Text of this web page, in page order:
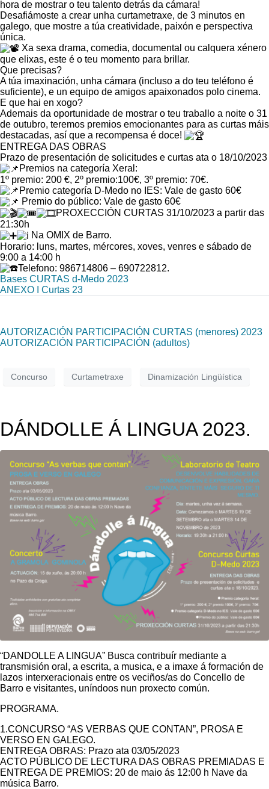
hora de mostrar o teu talento detrás da cámara!
Desafiámoste a crear unha curtametraxe, de 3 minutos en
galego, que mostre a túa creatividade, paixón e perspectiva
única.
Xa sexa drama, comedia, documental ou calquera xénero
que elixas, este é o teu momento para brillar.
Que precisas?
A túa imaxinación, unha cámara (incluso a do teu teléfono é
suficiente), e un equipo de amigos apaixonados polo cinema.
E que hai en xogo?
Ademais da oportunidade de mostrar o teu traballo a noite o 31
de outubro, teremos premios emocionantes para as curtas máis
destacadas, así que a recompensa é doce!
ENTREGA DAS OBRAS
Prazo de presentación de solicitudes e curtas ata o 18/10/2023
Premios na categoría Xeral:
1º premio: 200 €, 2º premio:100€, 3º premio: 70€.
Premio categoría D-Medo no IES: Vale de gasto 60€
Premio do público: Vale de gasto 60€
PROXECCIÓN CURTAS 31/10/2023 a partir das
21:30h
Na OMIX de Barro.
Horario: luns, martes, mércores, xoves, venres e sábado de
9:00 a 14:00 h
Telefono: 986714806 – 690722812.
Bases CURTAS d-Medo 2023
ANEXO I Curtas 23
AUTORIZACIÓN PARTICIPACIÓN CURTAS (menores) 2023
AUTORIZACIÓN PARTICIPACIÓN (adultos)
Concurso Curtametraxe Dinamización Lingüística
DÁNDOLLE Á LINGUA 2023.
“DANDOLLE A LINGUA” Busca contribuír mediante a
transmisión oral, a escrita, a musica, e a imaxe á formación de
lazos interxeracionais entre os veciños/as do Concello de
Barro e visitantes, uníndoos nun proxecto común.
PROGRAMA.
1.CONCURSO “AS VERBAS QUE CONTAN”, PROSA E
VERSO EN GALEGO.
ENTREGA OBRAS: Prazo ata 03/05/2023
ACTO PÚBLICO DE LECTURA DAS OBRAS PREMIADAS E
ENTREGA DE PREMIOS: 20 de maio ás 12:00 h Nave da
música Barro.